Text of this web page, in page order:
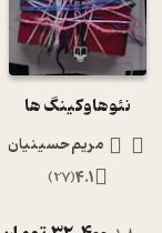
نئوهاوکینگ ها
مریم حسینیان
4.1
(
27
)